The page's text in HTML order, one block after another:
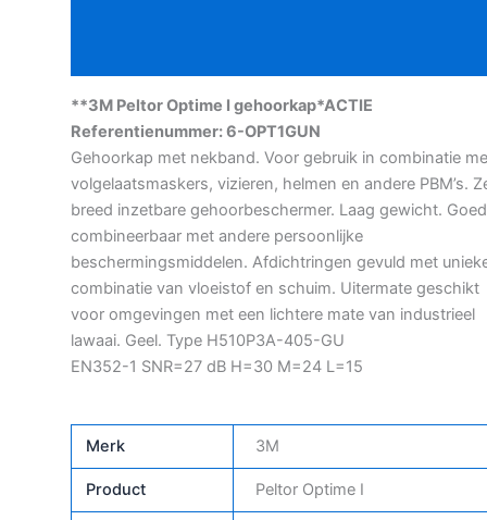
**3M Peltor Optime I gehoorkap*ACTIE
Referentienummer: 6-OPT1GUN
Gehoorkap met nekband. Voor gebruik in combinatie
volgelaatsmaskers, vizieren, helmen en andere PBM’s.
breed inzetbare gehoorbeschermer. Laag gewicht. Goed
combineerbaar met andere persoonlijke
beschermingsmiddelen. Afdichtringen gevuld met
combinatie van vloeistof en schuim. Uitermate geschikt
voor omgevingen met een lichtere mate van industrieel
lawaai. Geel. Type H510P3A-405-GU
EN352-1 SNR=27 dB H=30 M=24 L=15
Merk 3M
Product Peltor Optime I